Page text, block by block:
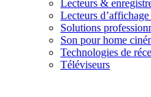
Lecteurs &
Lecteurs
Solutions
Son pour home
Technologies de
Téléviseurs